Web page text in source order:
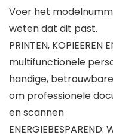
Voer het
weten dat dit past.
PRINTEN, KOPIEEREN
multifunctionele
handige,
om professionele
en scannen